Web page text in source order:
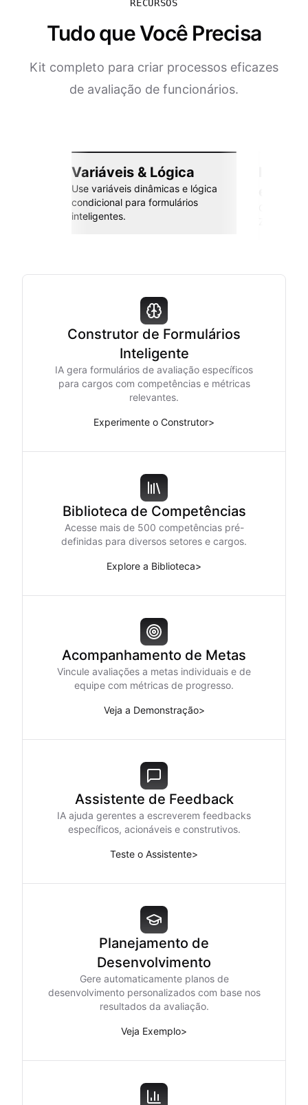
RECURSOS
Tudo que Você Precisa
Kit completo para criar processos eficazes
de avaliação de funcionários.
Variáveis & Lógica
Use variáveis dinâmicas e lógica
condicional para formulários
inteligentes.
Construtor de Formulários
Inteligente
IA gera formulários de avaliação específicos
para cargos com competências e métricas
relevantes.
Experimente o Construtor>
Biblioteca de Competências
Acesse mais de 500 competências pré-
definidas para diversos setores e cargos.
Explore a Biblioteca>
Acompanhamento de Metas
Vincule avaliações a metas individuais e de
equipe com métricas de progresso.
Veja a Demonstração>
Assistente de Feedback
IA ajuda gerentes a escreverem feedbacks
específicos, acionáveis e construtivos.
Teste o Assistente>
Planejamento de
Desenvolvimento
Gere automaticamente planos de
desenvolvimento personalizados com base nos
resultados da avaliação.
Veja Exemplo>